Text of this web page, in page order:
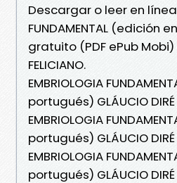
Descargar o leer en línea
FUNDAMENTAL (edición
gratuito (PDF ePub Mobi)
FELICIANO.
EMBRIOLOGIA
portugués) GLÁUCIO DIRÉ
EMBRIOLOGIA
portugués) GLÁUCIO DIRÉ
EMBRIOLOGIA
portugués) GLÁUCIO DIRÉ